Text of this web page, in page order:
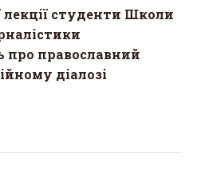
лекції студенти Школи
православний
діалозі